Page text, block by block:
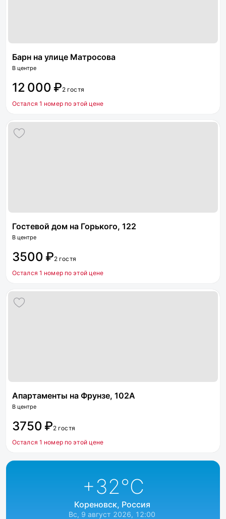
Барн на улице Матросова
В центре
12 000 ₽2 гостя
Остался 1 номер по этой цене
Гостевой дом на Горького, 122
В центре
3500 ₽2 гостя
Остался 1 номер по этой цене
Апартаменты на Фрунзе, 102А
В центре
3750 ₽2 гостя
Остался 1 номер по этой цене
+32°C
Кореновск, Россия
Вс, 9 август 2026, 12:00